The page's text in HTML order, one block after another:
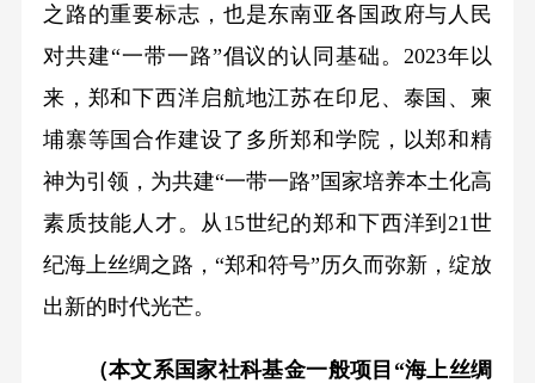
之路的重要标志，也是东南亚各国政府与人民
对共建“一带一路”倡议的认同基础。2023年以
来，郑和下西洋启航地江苏在印尼、泰国、柬
埔寨等国合作建设了多所郑和学院，以郑和精
神为引领，为共建“一带一路”国家培养本土化高
素质技能人才。从15世纪的郑和下西洋到21世
纪海上丝绸之路，“郑和符号”历久而弥新，绽放
出新的时代光芒。
（本文系国家社科基金一般项目“海上丝绸